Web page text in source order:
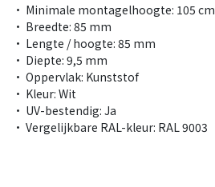
• Minimale montagelhoogte: 105 cm
• Breedte: 85 mm
• Lengte / hoogte: 85 mm
• Diepte: 9,5 mm
• Oppervlak: Kunststof
• Kleur: Wit
• UV-bestendig: Ja
• Vergelijkbare RAL-kleur: RAL 9003